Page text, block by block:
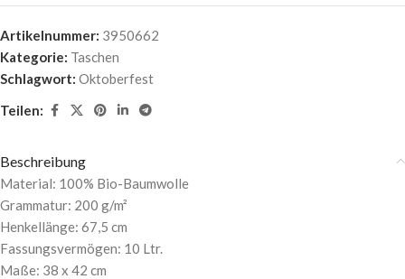
Artikelnummer: 3950662
Kategorie: Taschen
Schlagwort: Oktoberfest
Teilen:
Beschreibung
Material: 100% Bio-Baumwolle
Grammatur: 200 g/m²
Henkellänge: 67,5 cm
Fassungsvermögen: 10 Ltr.
Maße: 38 x 42 cm